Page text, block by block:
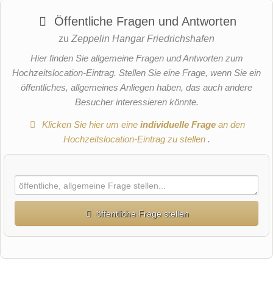
Öffentliche Fragen und Antworten
zu Zeppelin Hangar Friedrichshafen
Hier finden Sie allgemeine Fragen und Antworten zum
Hochzeitslocation-Eintrag. Stellen Sie eine Frage, wenn Sie ein
öffentliches, allgemeines Anliegen haben, das auch andere
Besucher interessieren könnte.
Klicken Sie hier um eineindividuelle Frage an den
Hochzeitslocation-Eintrag zu stellen .
öffentliche Frage stellen